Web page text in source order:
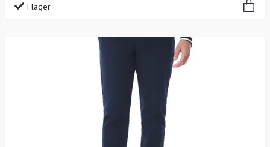
I lager